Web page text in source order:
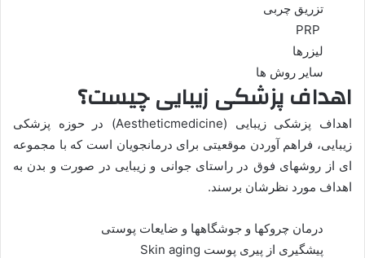
تزریق چربی
لیزرها
سایر روش ها
اهداف پزشکی زیبایی چیست؟
اهداف پزشکی زیبایی (Aestheticmedicine) در حوزه پزشکی
زیبایی، فراهم آوردن موقعیتی برای درمانجویان است که با مجموعه
ای از روشهای فوق در راستای جوانی و زیبایی در صورت و بدن به
اهداف مورد نظرشان برسند.
درمان چروکها و جوشگاهها و ضایعات پوستی
پیشگیری از پیری پوست Skin aging